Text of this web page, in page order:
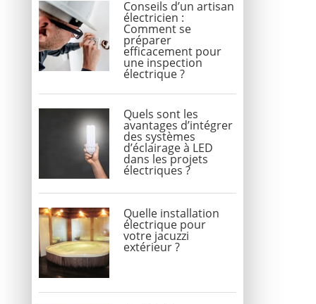
Conseils d’un artisan
électricien :
Comment se
préparer
efficacement pour
une inspection
électrique ?
Quels sont les
avantages d’intégrer
des systèmes
d’éclairage à LED
dans les projets
électriques ?
Quelle installation
électrique pour
votre jacuzzi
extérieur ?